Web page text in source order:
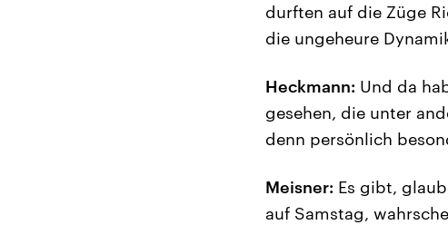
durften auf die Züge
die ungeheure
Heckmann: Und da
gesehen, die unter
denn persönlich
Meisner: Es gibt,
auf Samstag,